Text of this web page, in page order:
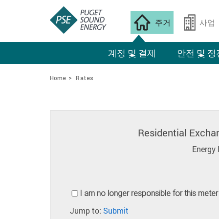
주거
계정 및 결제 안전 및 정
사업
Home Rates
Residential
Energy
I am no longer responsible for this meter
Jump to: Submit